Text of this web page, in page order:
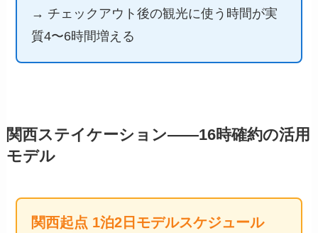
→ チェックアウト後の観光に使う時間が実
質4〜6時間増える
関西ステイケーション——16時確約の活用
モデル
関西起点 1泊2日モデルスケジュール